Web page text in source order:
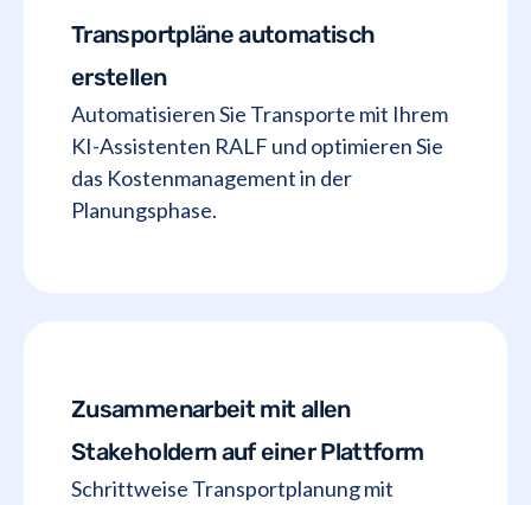
Transportpläne automatisch
erstellen
Automatisieren Sie Transporte mit Ihrem
KI-Assistenten RALF und optimieren Sie
das Kostenmanagement in der
Planungsphase.
Zusammenarbeit mit allen
Stakeholdern auf einer Plattform
Schrittweise Transportplanung mit